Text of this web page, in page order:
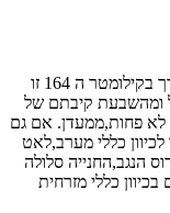
שמורת אירוס הנגב נמצאת בשולי כביש 222 בערך בקילומטר ה 164 זו
ומהשבעת קיבתם של
לא פחות,ממעדן. אם גם
כללי מערב,לאט
הנגב,החנייה סלולה
כללי מזרחית